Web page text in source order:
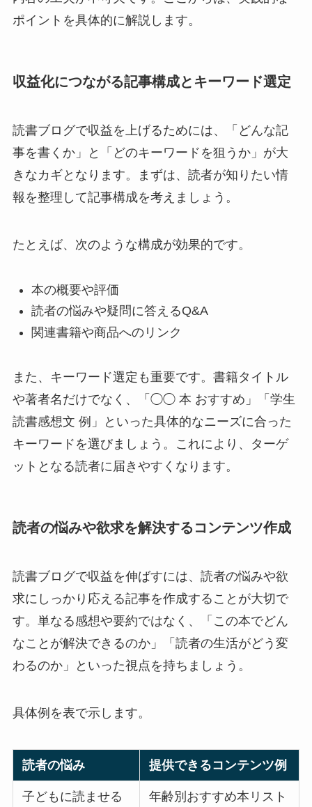
ポイントを具体的に解説します。
収益化につながる記事構成とキーワード選定
読書ブログで収益を上げるためには、「どんな記
事を書くか」と「どのキーワードを狙うか」が大
きなカギとなります。まずは、読者が知りたい情
報を整理して記事構成を考えましょう。
たとえば、次のような構成が効果的です。
本の概要や評価
読者の悩みや疑問に答えるQ&A
関連書籍や商品へのリンク
また、キーワード選定も重要です。書籍タイトル
や著者名だけでなく、「◯◯ 本 おすすめ」「学生
読書感想文 例」といった具体的なニーズに合った
キーワードを選びましょう。これにより、ターゲ
ットとなる読者に届きやすくなります。
読者の悩みや欲求を解決するコンテンツ作成
読書ブログで収益を伸ばすには、読者の悩みや欲
求にしっかり応える記事を作成することが大切で
す。単なる感想や要約ではなく、「この本でどん
なことが解決できるのか」「読者の生活がどう変
わるのか」といった視点を持ちましょう。
具体例を表で示します。
読者の悩み 提供できるコンテンツ例
子どもに読ませる
年齢別おすすめ本リスト